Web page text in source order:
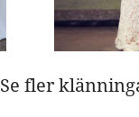
Se fler